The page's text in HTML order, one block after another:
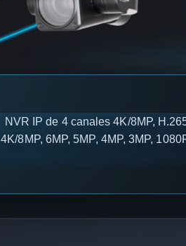
NVR IP de 4 canales 4K/8MP,
4K/8MP, 6MP, 5MP, 4MP, 3MP,